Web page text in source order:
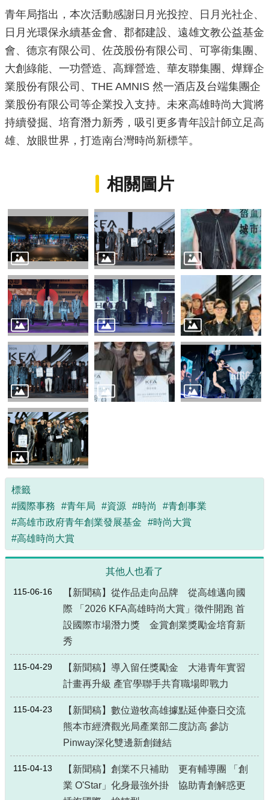
青年局指出，本次活動感謝日月光投控、日月光社企、
日月光環保永續基金會、郡都建設、遠雄文教公益基金
會、德京有限公司、佐茂股份有限公司、可寧衛集團、
大創綠能、一功營造、高輝營造、華友聯集團、燁輝企
業股份有限公司、THE AMNIS 然一酒店及台端集團企
業股份有限公司等企業投入支持。未來高雄時尚大賞將
持續發掘、培育潛力新秀，吸引更多青年設計師立足高
雄、放眼世界，打造南台灣時尚新標竿。
相關圖片
標籤
#國際事務
#青年局 #資源 #時尚
#青創事業
#高雄市政府青年創業發展基金
#時尚大賞
#高雄時尚大賞
其他人也看了
115-06-16
【新聞稿】從作品走向品牌 從高雄邁向國
際 「2026 KFA高雄時尚大賞」徵件開跑 首
設國際市場潛力獎 金賞創業獎勵金培育新
秀
115-04-29
【新聞稿】導入留任獎勵金 大港青年實習
計畫再升級 產官學聯手共育職場即戰力
115-04-23
【新聞稿】數位遊牧高雄據點延伸臺日交流
熊本市經濟觀光局產業部二度訪高 參訪
Pinway深化雙邊新創鏈結
115-04-13
【新聞稿】創業不只補助 更有輔導團 「創
業 O'Star」化身最強外掛 協助青創解惑更